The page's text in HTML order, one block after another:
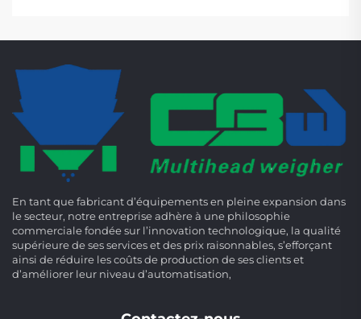
En tant que fabricant d’équipements en pleine expansion dans
le secteur, notre entreprise adhère à une philosophie
commerciale fondée sur l’innovation technologique, la qualité
supérieure de ses services et des prix raisonnables, s’efforçant
ainsi de réduire les coûts de production de ses clients et
d’améliorer leur niveau d’automatisation,